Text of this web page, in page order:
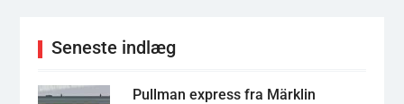
Seneste indlæg
Pullman express fra Märklin